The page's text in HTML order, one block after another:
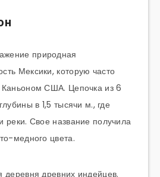
природная
Мексики, которую часто
Каньоном США. Цепочка из 6
в 1,5 тысячи м., где
реки. Свое название получила
медного цвета.
деревня древних индейцев.